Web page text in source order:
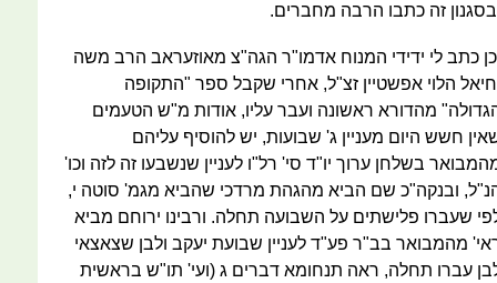
זה כתבו הרבה מחברים.
כתב לי ידידי המנוח אדמו"ר הגה"צ מאוזעראב הרב משה
הלוי אפשטיין זצ"ל, אחרי שקבל ספר "התקופה
מהדורא ראשונה ועבר עליו, אודות מ"ש הטעמים
חשש היום מעניין ג' שבועות, יש להוסיף עליהם
בשלחן ערוך יו"ד סי' רל"ו לעניין שנשבעו זה לזה וכו'
ובנקה"כ שם הביא מהגהת מרדכי שהביא מגמ' סוטה י,
שעברו פלישתים על השבועה תחלה. ורבינו ירוחם מביא
מהמבואר בב"ר פע"ד לעניין שבועת יעקב ולבן שצאצאי
עברו תחלה, ראה תנחומא דברים ג (ועי' תו"ש בראשית